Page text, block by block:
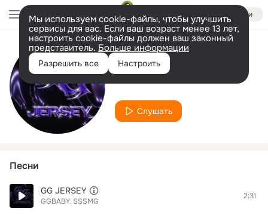
Войти
Мы используем cookie-файлы, чтобы улучшить
сервисы для вас. Если ваш возраст менее 13 лет,
настроить cookie-файлы должен ваш законный
представитель. Больше информации
Разрешить все Настроить
Исполнитель
GGBABY
Слушать
Песни
GG JERSEY
GGBABY SSSMG
2:31